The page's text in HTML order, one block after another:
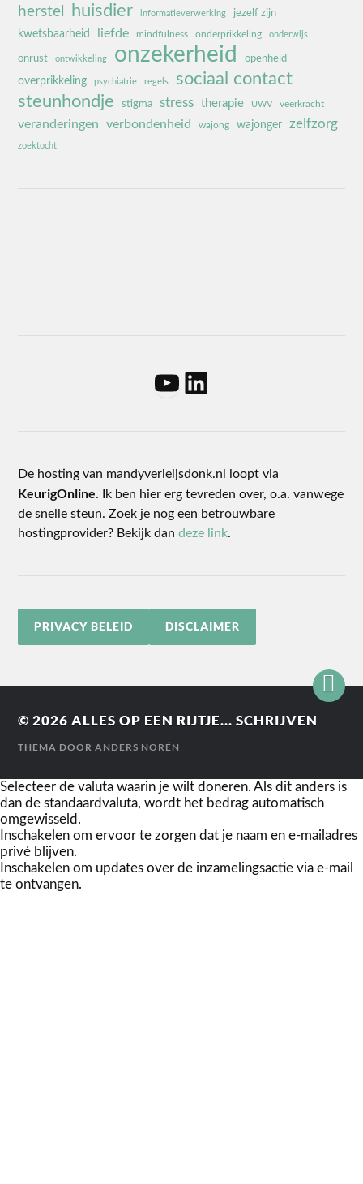
herstel huisdier informatieverwerking
jezelf zijn
kwetsbaarheid
liefde mindfulness onderprikkeling onderwijs
onrust ontwikkeling onzekerheid
openheid
overprikkeling
psychiatrie regels
sociaal contact
steunhondje
stigma stress therapie UWV veerkracht
veranderingen verbondenheid wajong wajonger zelfzorg
zoektocht
De hosting van mandyverleijsdonk.nl loopt via
KeurigOnline. Ik ben hier erg tevreden over, o.a. vanwege
de snelle steun. Zoek je nog een betrouwbare
hostingprovider? Bekijk dandeze link.
PRIVACY BELEID DISCLAIMER
© 2026ALLES OP EEN RIJTJE... SCHRIJVEN
THEMA DOORANDERS NORÉN
Selecteer de valuta waarin je wilt doneren. Als dit anders is
dan de standaardvaluta, wordt het bedrag automatisch
omgewisseld.
Inschakelen om ervoor te zorgen dat je naam en e-mailadres
privé blijven.
Inschakelen om updates over de inzamelingsactie via e-mail
te ontvangen.